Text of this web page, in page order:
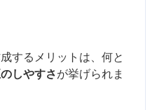
するメリットは、何と
しやすさが挙げられま